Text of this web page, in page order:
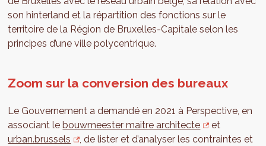
son hinterland et la répartition des fonctions sur le
territoire de la Région de Bruxelles-Capitale selon les
principes d’une ville polycentrique.
Zoom sur la conversion des bureaux
Le Gouvernement a demandé en 2021 à Perspective, en
associant le bouwmeester maitre architecte
et
urban.brussels
, de lister et d’analyser les contraintes et